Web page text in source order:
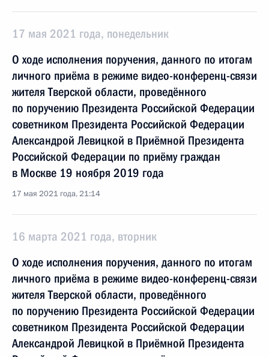
17 мая 2021 года, понедельник
О ходе исполнения поручения, данного по итогам
личного приёма в режиме видео-конференц-связи
жителя Тверской области, проведённого
по поручению Президента Российской Федерации
советником Президента Российской Федерации
Александрой Левицкой в Приёмной Президента
Российской Федерации по приёму граждан
в Москве 19 ноября 2019 года
17 мая 2021 года, 21:14
16 марта 2021 года, вторник
О ходе исполнения поручения, данного по итогам
личного приёма в режиме видео-конференц-связи
жителя Тверской области, проведённого
по поручению Президента Российской Федерации
советником Президента Российской Федерации
Александрой Левицкой в Приёмной Президента